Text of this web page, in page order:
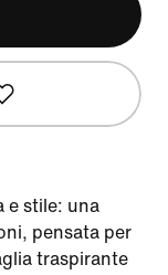
e stile: una
pensata per
traspirante